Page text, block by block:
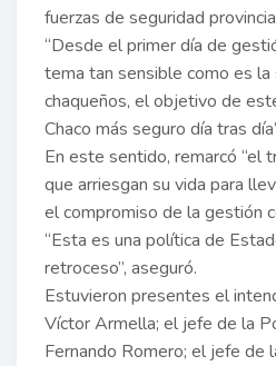
fuerzas de seguridad
“Desde el primer día de
tema tan sensible como es
chaqueños, el objetivo de
Chaco más seguro día tras
En este sentido, remarcó “el
que arriesgan su vida para
el compromiso de la gestión
“Esta es una política de
retroceso”, aseguró.
Estuvieron presentes el
Víctor Armella; el jefe de la
Fernando Romero; el jefe de